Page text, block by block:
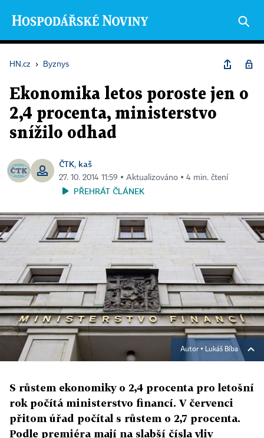
HN.cz › Byznys
Ekonomika letos poroste jen o
2,4 procenta, ministerstvo
snížilo odhad
ČTK, kaš
27. 10. 2014 11:59 ▪ Aktualizováno ▪ 4 min. čtení
PŘEHRÁT ČLÁNEK
Autor ▪ Lukáš Bíba
S růstem ekonomiky o 2,4 procenta pro letošní
rok počítá ministerstvo financí. V červenci
přitom úřad počítal s růstem o 2,7 procenta.
Podle premiéra mají na slabší čísla vliv